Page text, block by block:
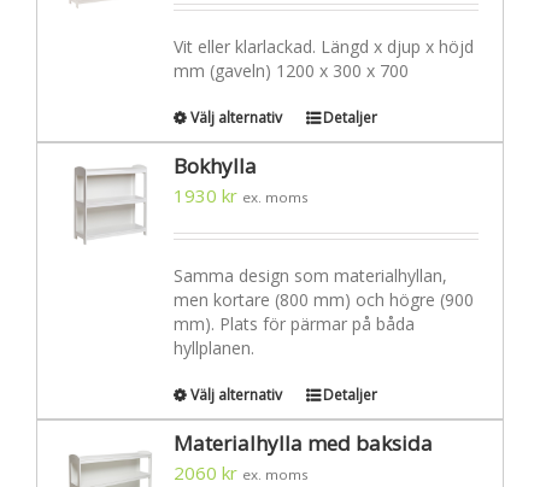
Vit eller klarlackad. Längd x djup x höjd
mm (gaveln) 1200 x 300 x 700
Välj alternativ Detaljer
Bokhylla
1930kr ex. moms
Samma design som materialhyllan,
men kortare (800 mm) och högre (900
mm). Plats för pärmar på båda
hyllplanen.
Välj alternativ Detaljer
Materialhylla med baksida
2060kr ex. moms